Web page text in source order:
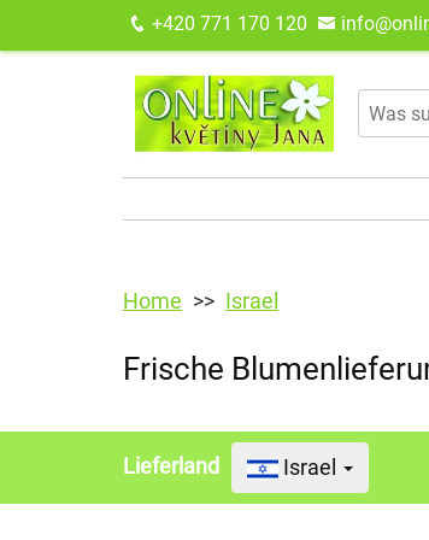
+420 771 170 120
Home Israel
Frische
Lieferland Israel